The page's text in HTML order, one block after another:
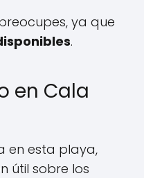
ya que
.
en Cala
en esta playa,
útil sobre los